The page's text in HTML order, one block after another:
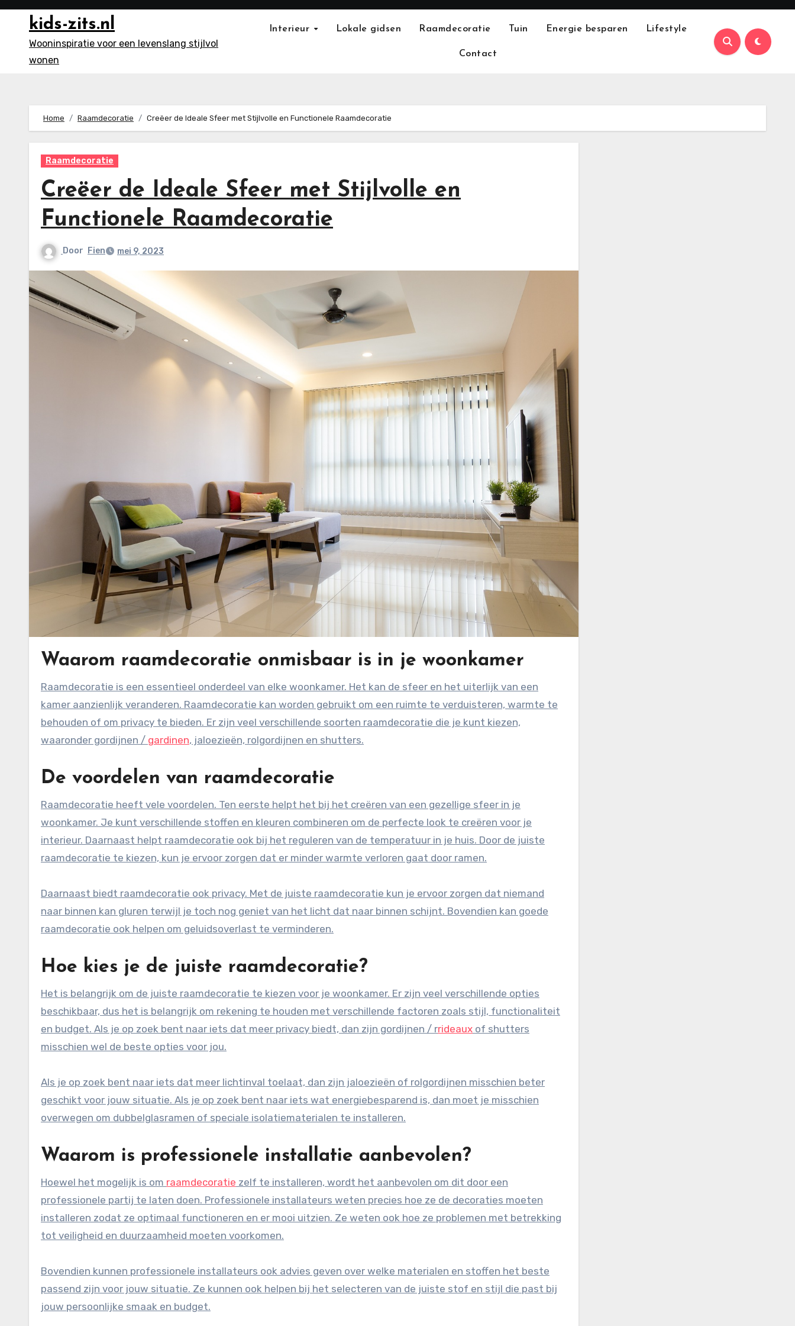
Ga
inhoud
kids-zits.nl
Wooninspiratie voor een levenslang stijlvol
wonen
Interieur Lokale gidsen Raamdecoratie Tuin Energie besparen Lifestyle
Contact
Home Raamdecoratie Creëer de Ideale Sfeer met Stijlvolle en Functionele Raamdecoratie
Raamdecoratie
Creëer de Ideale Sfeer met Stijlvolle en
Functionele Raamdecoratie
Door Fien mei 9, 2023
Waarom raamdecoratie onmisbaar is in je woonkamer
Raamdecoratie is een essentieel onderdeel van elke woonkamer. Het kan de sfeer en het uiterlijk van een
kamer aanzienlijk veranderen. Raamdecoratie kan worden gebruikt om een ruimte te verduisteren, warmte te
behouden of om privacy te bieden. Er zijn veel verschillende soorten raamdecoratie die je kunt kiezen,
waaronder gordijnen / gardinen, jaloezieën, rolgordijnen en shutters.
De voordelen van raamdecoratie
Raamdecoratie heeft vele voordelen. Ten eerste helpt het bij het creëren van een gezellige sfeer in je
woonkamer. Je kunt verschillende stoffen en kleuren combineren om de perfecte look te creëren voor je
interieur. Daarnaast helpt raamdecoratie ook bij het reguleren van de temperatuur in je huis. Door de juiste
raamdecoratie te kiezen, kun je ervoor zorgen dat er minder warmte verloren gaat door ramen.
Daarnaast biedt raamdecoratie ook privacy. Met de juiste raamdecoratie kun je ervoor zorgen dat niemand
naar binnen kan gluren terwijl je toch nog geniet van het licht dat naar binnen schijnt. Bovendien kan goede
raamdecoratie ook helpen om geluidsoverlast te verminderen.
Hoe kies je de juiste raamdecoratie?
Het is belangrijk om de juiste raamdecoratie te kiezen voor je woonkamer. Er zijn veel verschillende opties
beschikbaar, dus het is belangrijk om rekening te houden met verschillende factoren zoals stijl, functionaliteit
en budget. Als je op zoek bent naar iets dat meer privacy biedt, dan zijn gordijnen / rrideaux of shutters
misschien wel de beste opties voor jou.
Als je op zoek bent naar iets dat meer lichtinval toelaat, dan zijn jaloezieën of rolgordijnen misschien beter
geschikt voor jouw situatie. Als je op zoek bent naar iets wat energiebesparend is, dan moet je misschien
overwegen om dubbelglasramen of speciale isolatiematerialen te installeren.
Waarom is professionele installatie aanbevolen?
Hoewel het mogelijk is om raamdecoratie zelf te installeren, wordt het aanbevolen om dit door een
professionele partij te laten doen. Professionele installateurs weten precies hoe ze de decoraties moeten
installeren zodat ze optimaal functioneren en er mooi uitzien. Ze weten ook hoe ze problemen met betrekking
tot veiligheid en duurzaamheid moeten voorkomen.
Bovendien kunnen professionele installateurs ook advies geven over welke materialen en stoffen het beste
passend zijn voor jouw situatie. Ze kunnen ook helpen bij het selecteren van de juiste stof en stijl die past bij
jouw persoonlijke smaak en budget.